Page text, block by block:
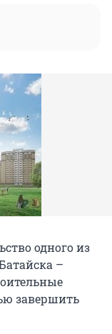
одного из
–
завершить